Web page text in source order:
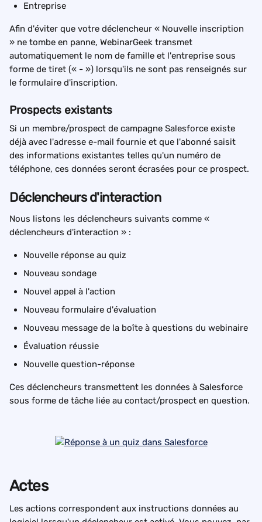
Entreprise
Afin d'éviter que votre déclencheur « Nouvelle inscription
» ne tombe en panne, WebinarGeek transmet
automatiquement le nom de famille et l'entreprise sous
forme de tiret (« - ») lorsqu'ils ne sont pas renseignés sur
le formulaire d'inscription.
Prospects existants
Si un membre/prospect de campagne Salesforce existe
déjà avec l'adresse e-mail fournie et que l'abonné saisit
des informations existantes telles qu'un numéro de
téléphone, ces données seront écrasées pour ce prospect.
Déclencheurs d'interaction
Nous listons les déclencheurs suivants comme «
déclencheurs d'interaction » :
Nouvelle réponse au quiz
Nouveau sondage
Nouvel appel à l'action
Nouveau formulaire d'évaluation
Nouveau message de la boîte à questions du webinaire
Évaluation réussie
Nouvelle question-réponse
Ces déclencheurs transmettent les données à Salesforce
sous forme de tâche liée au contact/prospect en question.
Actes
Les actions correspondent aux instructions données au